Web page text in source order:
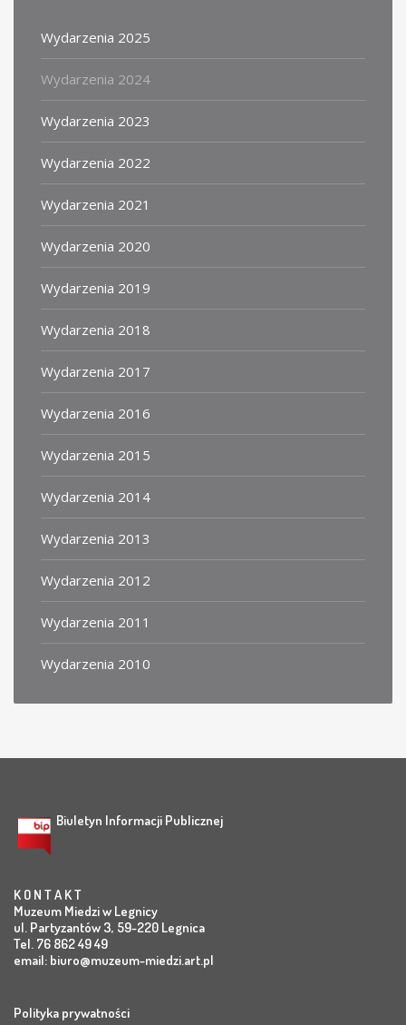
Wydarzenia 2025
Wydarzenia 2024
Wydarzenia 2023
Wydarzenia 2022
Wydarzenia 2021
Wydarzenia 2020
Wydarzenia 2019
Wydarzenia 2018
Wydarzenia 2017
Wydarzenia 2016
Wydarzenia 2015
Wydarzenia 2014
Wydarzenia 2013
Wydarzenia 2012
Wydarzenia 2011
Wydarzenia 2010
Biuletyn Informacji Publicznej
K O N T A K T
Muzeum Miedzi w Legnicy
ul. Partyzantów 3, 59-220 Legnica
Tel. 76 862 49 49
email: biuro@muzeum-miedzi.art.pl
Polityka prywatności